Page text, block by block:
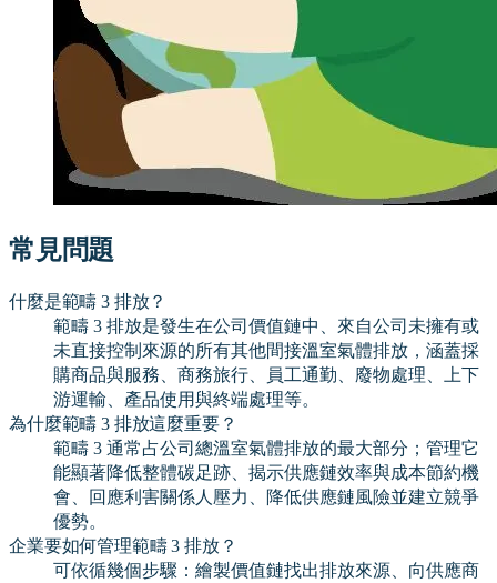
常見問題
什麼是範疇 3 排放？
範疇 3 排放是發生在公司價值鏈中、來自公司未擁有或
未直接控制來源的所有其他間接溫室氣體排放，涵蓋採
購商品與服務、商務旅行、員工通勤、廢物處理、上下
游運輸、產品使用與終端處理等。
為什麼範疇 3 排放這麼重要？
範疇 3 通常占公司總溫室氣體排放的最大部分；管理它
能顯著降低整體碳足跡、揭示供應鏈效率與成本節約機
會、回應利害關係人壓力、降低供應鏈風險並建立競爭
優勢。
企業要如何管理範疇 3 排放？
可依循幾個步驟：繪製價值鏈找出排放來源、向供應商